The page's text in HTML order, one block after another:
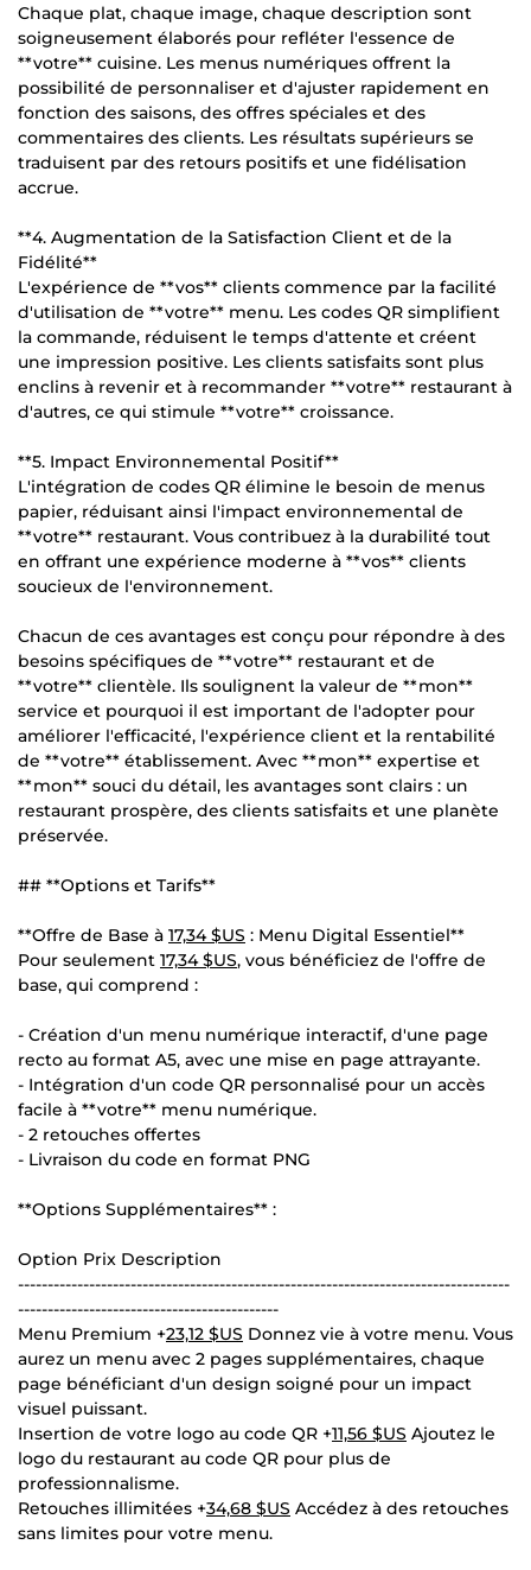
Chaque plat, chaque image, chaque description sont
soigneusement élaborés pour refléter l'essence de
**votre** cuisine. Les menus numériques offrent la
possibilité de personnaliser et d'ajuster rapidement en
fonction des saisons, des offres spéciales et des
commentaires des clients. Les résultats supérieurs se
traduisent par des retours positifs et une fidélisation
accrue.
**4. Augmentation de la Satisfaction Client et de la
Fidélité**
L'expérience de **vos** clients commence par la facilité
d'utilisation de **votre** menu. Les codes QR simplifient
la commande, réduisent le temps d'attente et créent
une impression positive. Les clients satisfaits sont plus
enclins à revenir et à recommander **votre** restaurant à
d'autres, ce qui stimule **votre** croissance.
**5. Impact Environnemental Positif**
L'intégration de codes QR élimine le besoin de menus
papier, réduisant ainsi l'impact environnemental de
**votre** restaurant. Vous contribuez à la durabilité tout
en offrant une expérience moderne à **vos** clients
soucieux de l'environnement.
Chacun de ces avantages est conçu pour répondre à des
besoins spécifiques de **votre** restaurant et de
**votre** clientèle. Ils soulignent la valeur de **mon**
service et pourquoi il est important de l'adopter pour
améliorer l'efficacité, l'expérience client et la rentabilité
de **votre** établissement. Avec **mon** expertise et
**mon** souci du détail, les avantages sont clairs : un
restaurant prospère, des clients satisfaits et une planète
préservée.
## **Options et Tarifs**
**Offre de Base à 17,34 $US : Menu Digital Essentiel**
Pour seulement 17,34 $US, vous bénéficiez de l'offre de
base, qui comprend :
- Création d'un menu numérique interactif, d'une page
recto au format A5, avec une mise en page attrayante.
- Intégration d'un code QR personnalisé pour un accès
facile à **votre** menu numérique.
- 2 retouches offertes
- Livraison du code en format PNG
**Options Supplémentaires** :
Option Prix Description
-----------------------------------------------------------------------------------
--------------------------------------------
Menu Premium +23,12 $US Donnez vie à votre menu. Vous
aurez un menu avec 2 pages supplémentaires, chaque
page bénéficiant d'un design soigné pour un impact
visuel puissant.
Insertion de votre logo au code QR +11,56 $US Ajoutez le
logo du restaurant au code QR pour plus de
professionnalisme.
Retouches illimitées +34,68 $US Accédez à des retouches
sans limites pour votre menu.